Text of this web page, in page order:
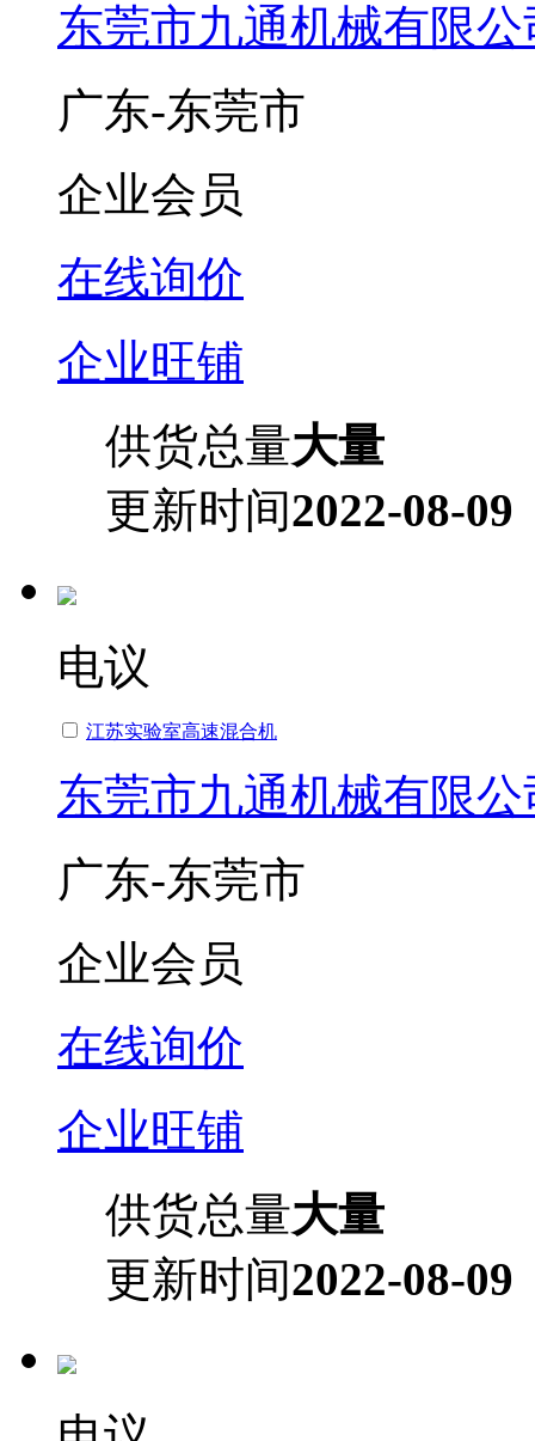
东莞市九通机械有限公
广东-东莞市
企业会员
在线询价
企业旺铺
供货总量大量
更新时间2022-08-09
电议
江苏实验室高速混合机
东莞市九通机械有限公
广东-东莞市
企业会员
在线询价
企业旺铺
供货总量大量
更新时间2022-08-09